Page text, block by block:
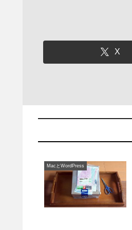
X
MacとWordPress